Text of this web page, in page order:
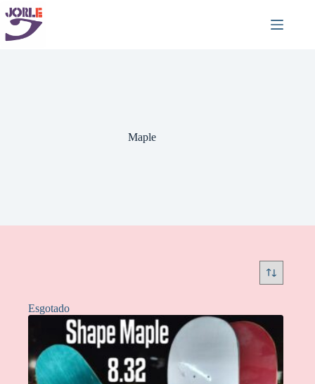
Pular
para
conteúdo
Maple
Esgotado